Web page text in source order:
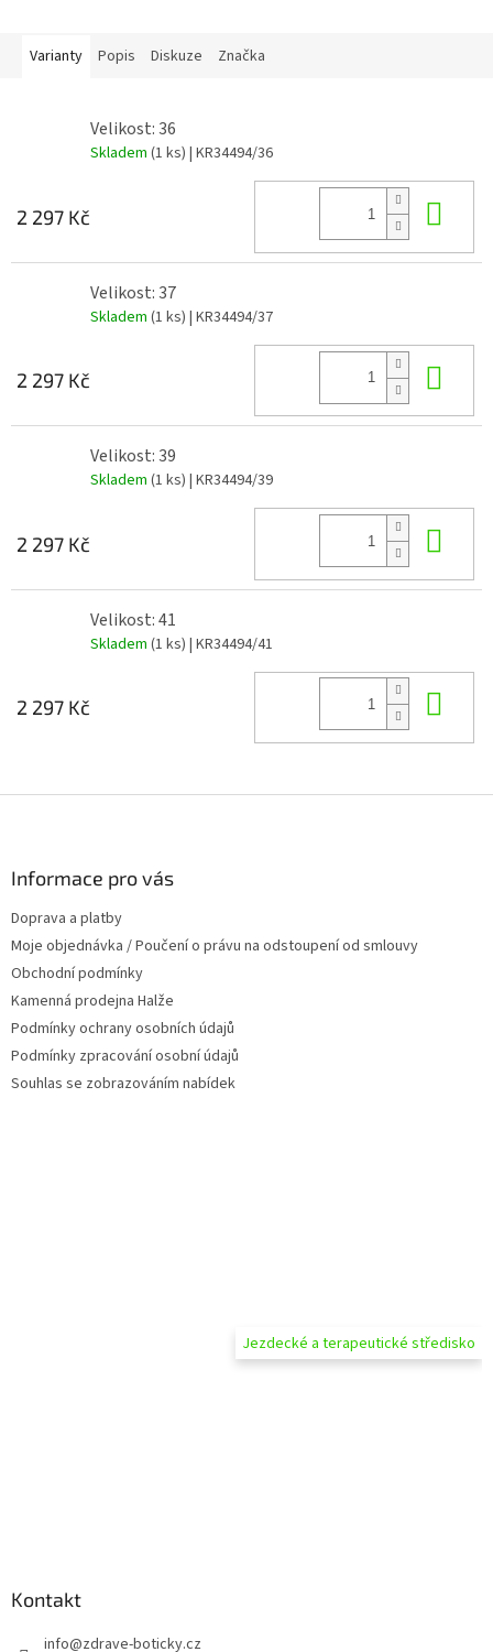
Varianty Popis Diskuze Značka
Velikost: 36
Skladem (1 ks) | KR34494/36
2 297 Kč
Velikost: 37
Skladem (1 ks) | KR34494/37
2 297 Kč
Velikost: 39
Skladem (1 ks) | KR34494/39
2 297 Kč
Velikost: 41
Skladem (1 ks) | KR34494/41
2 297 Kč
Informace pro vás
Doprava a platby
Moje objednávka / Poučení o právu na odstoupení od smlouvy
Obchodní podmínky
Kamenná prodejna Halže
Podmínky ochrany osobních údajů
Podmínky zpracování osobní údajů
Souhlas se zobrazováním nabídek
Jezdecké a terapeutické středisko
Kontakt
info@zdrave-boticky.cz